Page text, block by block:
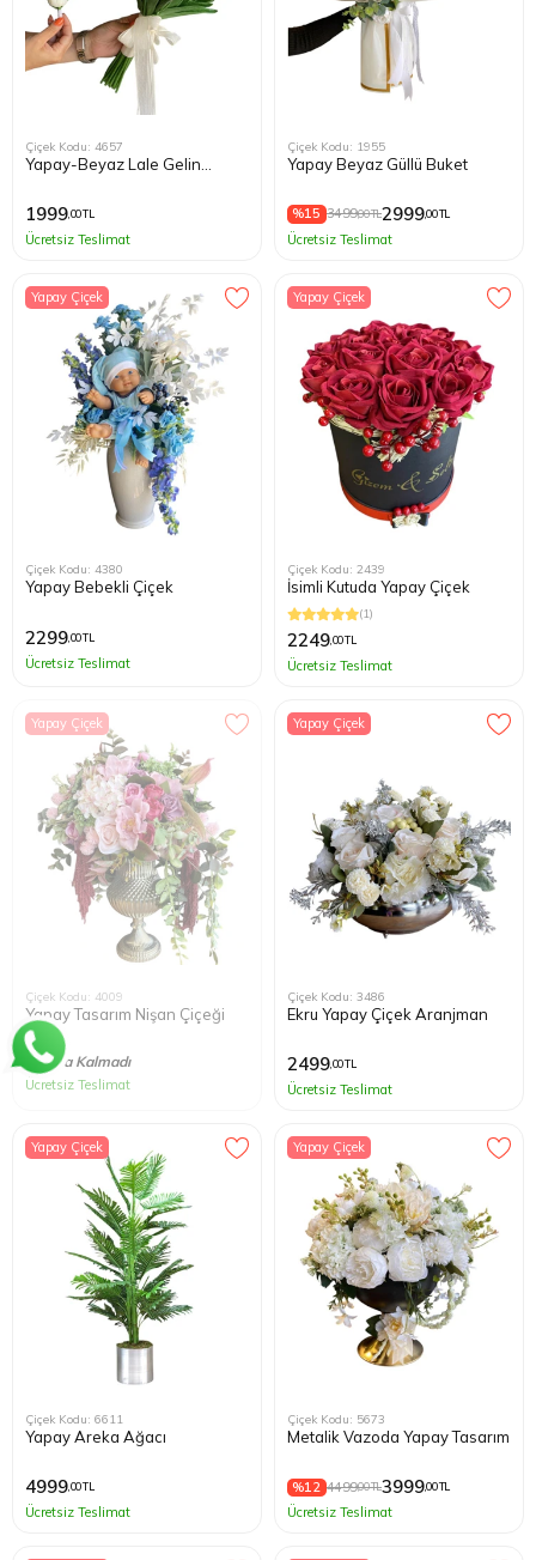
Çiçek Kodu: 4657
Yapay-Beyaz Lale Gelin
1999,00 TL
Ücretsiz Teslimat
Çiçek Kodu: 1955
Yapay Beyaz Güllü Buket
%15 3499,00 TL2999,00 TL
Ücretsiz Teslimat
Yapay Çiçek
Çiçek Kodu: 4380
Yapay Bebekli Çiçek
2299,00 TL
Ücretsiz Teslimat
Yapay Çiçek
Çiçek Kodu: 2439
İsimli Kutuda Yapay Çiçek
(1)
2249,00 TL
Ücretsiz Teslimat
Yapay Çiçek
Çiçek Kodu: 4009
Yapay Tasarım Nişan Çiçeği
Stokta Kalmadı
Ücretsiz Teslimat
Yapay Çiçek
Çiçek Kodu: 3486
Ekru Yapay Çiçek Aranjman
2499,00 TL
Ücretsiz Teslimat
Yapay Çiçek
Çiçek Kodu: 6611
Yapay Areka Ağacı
4999,00 TL
Ücretsiz Teslimat
Yapay Çiçek
Çiçek Kodu: 5673
Metalik Vazoda Yapay Tasarım
%12 4499,00 TL3999,00 TL
Ücretsiz Teslimat